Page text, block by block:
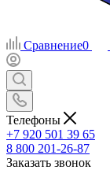
Сравнение0
Телефоны
+7 920 501 39 65
8 800 201-26-87
Заказать звонок